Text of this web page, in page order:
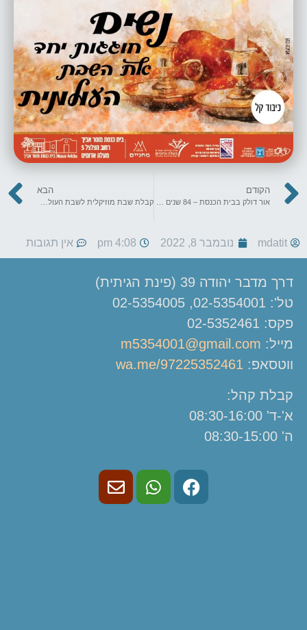
הקודם הבא
mdatit נובמבר 8, 2022 4:08 pm אין תגובות
דרך מדבר יהודה 39 (פינת הגיתית)
טל': 02-5354001, 02-5354005
פקס: 02-5352461
מייל: m5354001@gmail.com
ווטסאפ: wa.me/97225352461
קבלת קהל:
א'-ד' 08:30-16:00
ה' 08:30-15:00